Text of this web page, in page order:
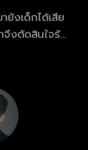
งเด็กได้เสีย
จึงตัดสินใจรับ